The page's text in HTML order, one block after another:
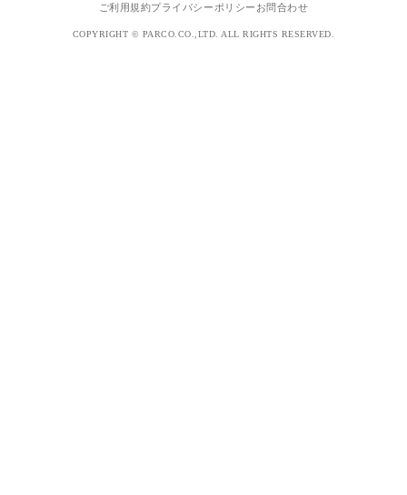
ご利用規約プライバシーポリシー お問合わせ
COPYRIGHT © PARCO.CO.,LTD. ALL RIGHTS RESERVED.